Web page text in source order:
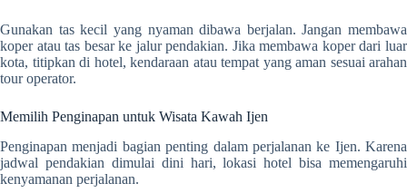
Gunakan tas kecil yang nyaman dibawa berjalan. Jangan membawa
koper atau tas besar ke jalur pendakian. Jika membawa koper dari luar
kota, titipkan di hotel, kendaraan atau tempat yang aman sesuai arahan
tour operator.
Memilih Penginapan untuk Wisata Kawah Ijen
Penginapan menjadi bagian penting dalam perjalanan ke Ijen. Karena
jadwal pendakian dimulai dini hari, lokasi hotel bisa memengaruhi
kenyamanan perjalanan.